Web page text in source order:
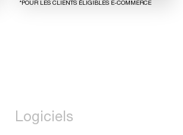
*POUR LES CLIENTS ÉLIGIBLES E-COMMERCE
Logiciels